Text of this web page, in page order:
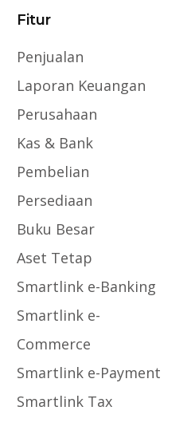
Fitur
Penjualan
Laporan Keuangan
Perusahaan
Kas & Bank
Pembelian
Persediaan
Buku Besar
Aset Tetap
Smartlink e-Banking
Smartlink e-
Commerce
Smartlink e-Payment
Smartlink Tax